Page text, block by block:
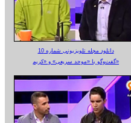
دانلود مجله تلویزیونی شماره 10
گفت‌وگو با «موحد سریعی» و «کریم»